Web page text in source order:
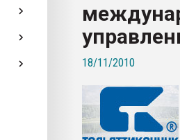
Armaloy PC/ABS-1IM черный
ПЕРЕЙТИ НА ФОРУМ
18/11/2010